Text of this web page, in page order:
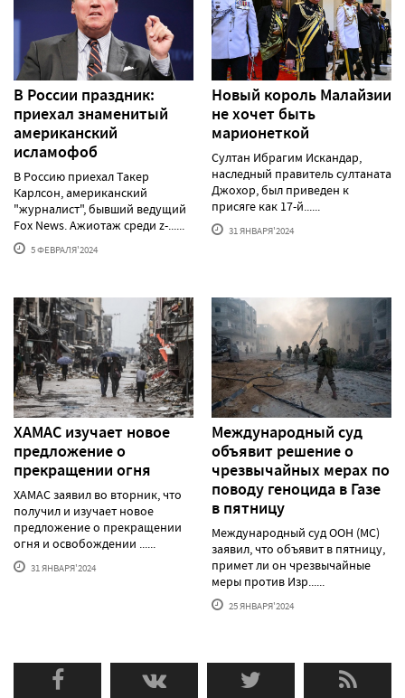
В России праздник:
приехал знаменитый
американский
исламофоб
В Россию приехал Такер
Карлсон, американский
"журналист", бывший ведущий
Fox News. Ажиотаж среди z-......
5 ФЕВРАЛЯ'2024
Новый король Малайзии
не хочет быть
марионеткой
Султан Ибрагим Искандар,
наследный правитель султаната
Джохор, был приведен к
присяге как 17-й......
31 ЯНВАРЯ'2024
ХАМАС изучает новое
предложение о
прекращении огня
ХАМАС заявил во вторник, что
получил и изучает новое
предложение о прекращении
огня и освобождении ......
31 ЯНВАРЯ'2024
Международный суд
объявит решение о
чрезвычайных мерах по
поводу геноцида в Газе
в пятницу
Международный суд ООН (МС)
заявил, что объявит в пятницу,
примет ли он чрезвычайные
меры против Изр......
25 ЯНВАРЯ'2024